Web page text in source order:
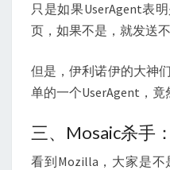
只是如果UserAgent表
页，如果不是，就发送
但是，伊利诺伊的大神
单的一个UserAgent，竟
三、Mosaic杀手
看到Mozilla，大家是不